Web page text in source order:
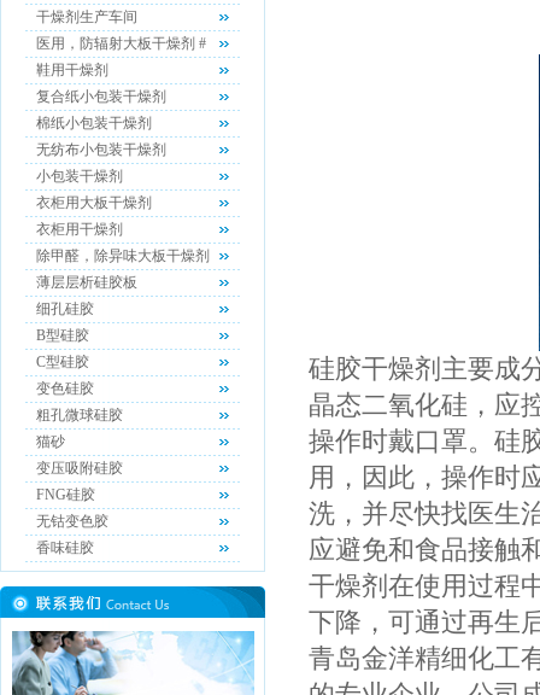
干燥剂生产车间
医用，防辐射大板干燥剂 #
鞋用干燥剂
复合纸小包装干燥剂
棉纸小包装干燥剂
无纺布小包装干燥剂
小包装干燥剂
衣柜用大板干燥剂
衣柜用干燥剂
除甲醛，除异味大板干燥剂
薄层层析硅胶板
细孔硅胶
B型硅胶
C型硅胶
变色硅胶
粗孔微球硅胶
猫砂
变压吸附硅胶
FNG硅胶
无钴变色胶
香味硅胶
硅胶干燥剂主要成
晶态二氧化硅，应
操作时戴口罩。硅
用，因此，操作时
洗，并尽快找医生
应避免和食品接触
干燥剂在使用过程
下降，可通过再生
青岛金洋精细化工